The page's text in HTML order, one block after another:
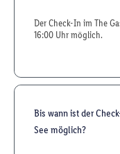
Der Check-In im The
16:00 Uhr möglich.
Bis wann ist der
See möglich?